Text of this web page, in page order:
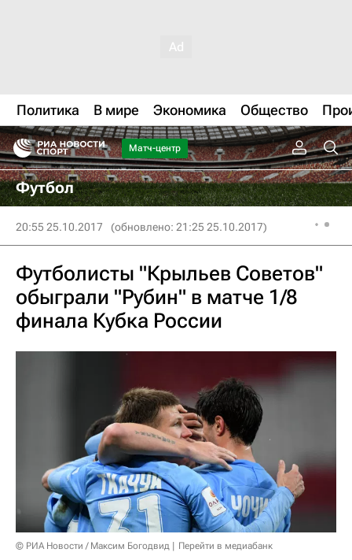
Политика В мире Экономика Общество
Матч-центр
Футбол
20:55 25.10.2017 (обновлено: 21:25 25.10.2017)
Футболисты "Крыльев Советов"
обыграли "Рубин" в матче 1/8
финала Кубка России
© РИА Новости / Максим Богодвид Перейти в медиабанк